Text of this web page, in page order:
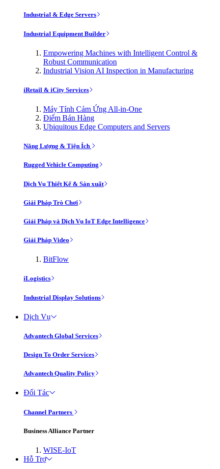
Industrial & Edge Servers
Industrial Equipment Builder
Empowering Machines with Intelligent Control &
Robust Communication
Industrial Vision AI Inspection in Manufacturing
iRetail & iCity Services
Máy Tính Cảm Ứng All-in-One
Điểm Bán Hàng
Ubiquitous Edge Computers and Servers
Năng Lượng & Tiện Ích
Rugged Vehicle Computing
Dịch Vụ Thiết Kế & Sản xuất
Giải Pháp Trò Chơi
Giải Pháp và Dịch Vụ IoT Edge Intelligence
Giải Pháp Video
BitFlow
iLogistics
Industrial Display Solutions
Dịch Vụ
Advantech Global Services
Design To Order Services
Advantech Quality Policy
Đối Tác
Channel Partners
Business Alliance Partner
WISE-IoT
Hỗ Trợ